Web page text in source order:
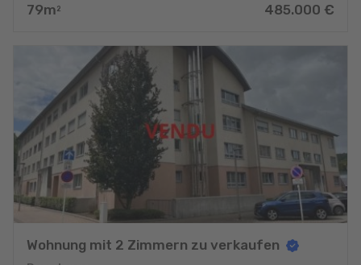
79m 2 485.000 €
Wohnung mit 2 Zimmern zu verkaufen